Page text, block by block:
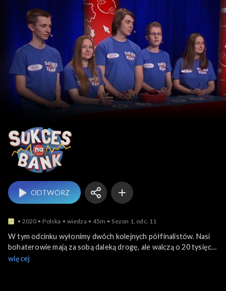
Sukces na bank
ODTWÓRZ
2020 Polska wiedza 45m Sezon 1, odc. 11
W tym odcinku wyłonimy dwóch kolejnych półfinalistów. Nasi
bohaterowie mają za sobą daleką drogę, ale walczą o 20 tysięcy
złotych, dla siebie i dla szkoły. Najpierw rozwiązywali testy
więcej